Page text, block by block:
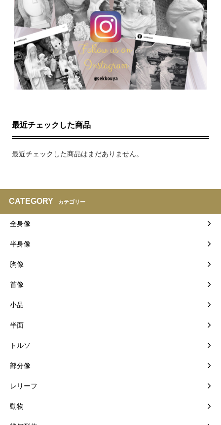
最近チェックした商品
最近チェックした商品はまだありません。
CATEGORY カテゴリー
全身像
半身像
胸像
首像
小品
半面
トルソ
部分像
レリーフ
動物